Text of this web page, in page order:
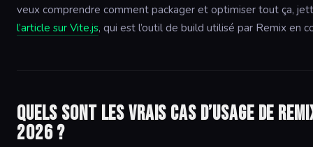
veux comprendre comment packager et optimiser tout ça,
l’article sur Vite.js, qui est l’outil de build utilisé par Remix en
Quels sont les vrais cas d’usage de
2026 ?